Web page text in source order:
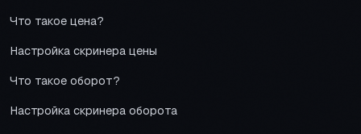
Что такое цена?
Настройка скринера цены
Что такое оборот?
Настройка скринера оборота